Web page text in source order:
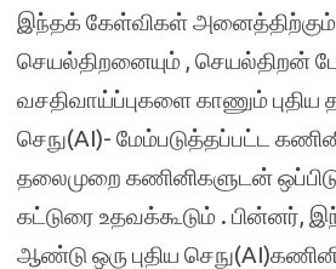
இந்தக் கேள்விகள் அனைத்திற்கும்
செயல்திறனையும் , செயல்திறன்
வசதிவாய்ப்புகளை காணும்
செநு(AI)- மேம்படுத்தப்பட்ட
தலைமுறை கணினிகளுடன்
கட்டுரை உதவக்கூடும் . பின்னர்,
ஆண்டு ஒரு புதிய